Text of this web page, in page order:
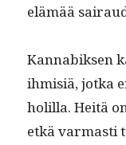
elämää
Kannabik­sen
ihmisiä, jot­ka
ho­lil­la. Heitä
etkä var­masti